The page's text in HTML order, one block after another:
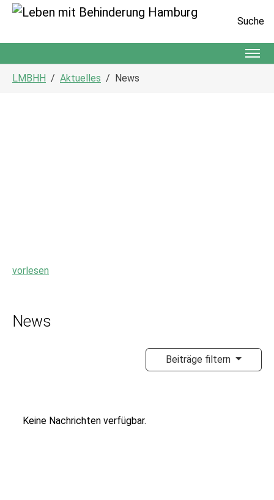
Suche
LMBHH Aktuelles News
vorlesen
News
Beiträge filtern
Keine Nachrichten verfügbar.